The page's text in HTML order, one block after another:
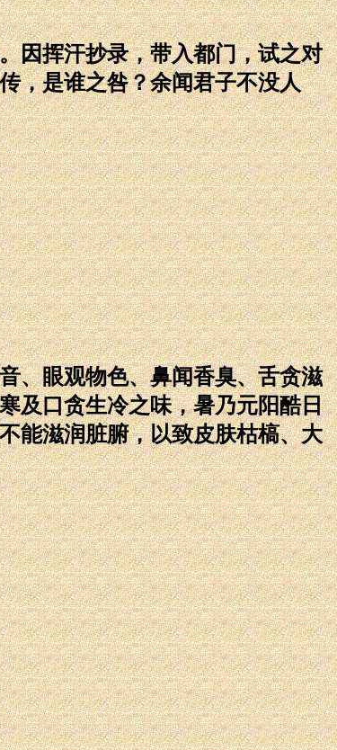
挥汗抄录，带入都门，试之对
，是谁之咎？余闻君子不没人
眼观物色、鼻闻香臭、舌贪滋
及口贪生冷之味，暑乃元阳酷日
能滋润脏腑，以致皮肤枯槁、大